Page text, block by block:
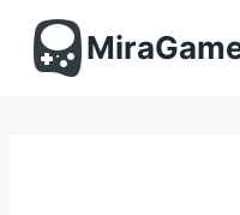
содержимому